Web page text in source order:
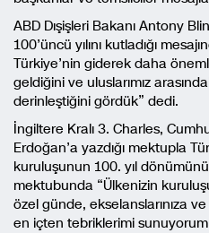
ABD Dışişleri Bakanı Antony
100’üncü yılını kutladığı
Türkiye’nin giderek daha
geldiğini ve uluslarımız
derinleştiğini gördük” dedi.
İngiltere Kralı 3. Charles,
Erdoğan’a yazdığı mektupla
kuruluşunun 100. yıl
mektubunda “Ülkenizin
özel günde, ekselanslarınıza
en içten tebriklerimi